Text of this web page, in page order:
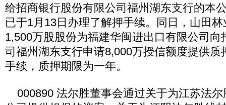
给招商银行股份有限公司福州湖东支行的本
已于1月13日办理了解押手续。同日，山田
1,500万股股份为福建华闽进出口有限公司向
司福州湖东支行申请8,000万授信额度提供质
手续，质押期限为一年。
000890 法尔胜董事会通过关于为江苏法尔